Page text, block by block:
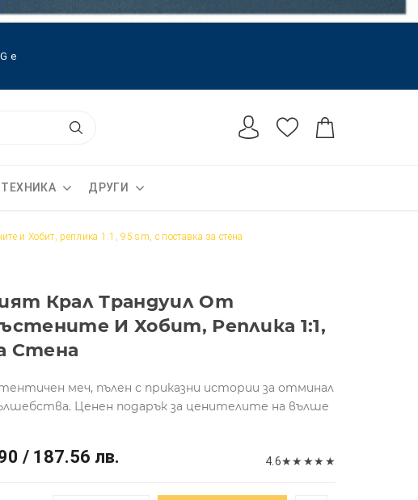
е
ТЕХНИКА ДРУГИ
и Хобит, реплика 1:1, 95 sm, с поставка за стена
Крал Трандуил От
И Хобит, Реплика 1:1,
Стена
меч, пълен с приказни истории за отминал
Ценен подарък за ценителите на вълше
/ 187.56 лв. 4.6★★ ★★ ★